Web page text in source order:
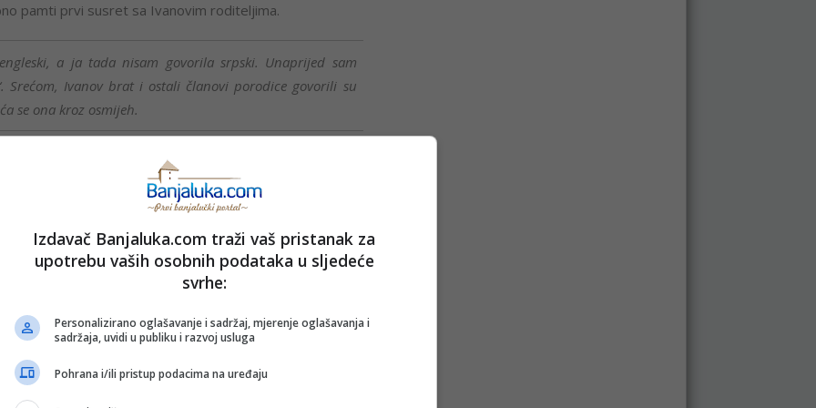
pamti prvi susret sa Ivanovim roditeljima.
a ja tada nisam govorila srpski. Unaprijed sam
Srećom, Ivanov brat i ostali članovi porodice govorili su
se ona kroz osmijeh.
rakiju.
rakiju, ali, ipak, ništa se ne može porediti sa tekilom”,
svojoj profesorici Sandri Branković, koja joj pomaže da
na srpskom i da čitam ćirilicu. Neću prestati sa
u jeziku. Najviše problema imam sa izgovorom i
Izdavač Banjaluka.com traži vaš pristanak za
upotrebu vaših osobnih podataka u sljedeće
svrhe:
Personalizirano oglašavanje i sadržaj, mjerenje oglašavanja i
sadržaja, uvidi u publiku i razvoj usluga
Pohrana i/ili pristup podacima na uređaju